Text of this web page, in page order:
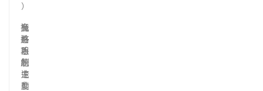
）
換
道
功
能
嚴
格
限
制
速
度
允
許
系
統
主
動